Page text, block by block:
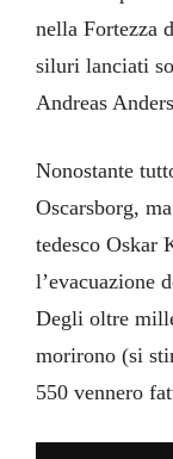
nella Fortezza
siluri lanciati
Andreas
Nonostante
Oscarsborg,
tedesco Oskar
l’evacuazione
Degli oltre
morirono (si
550 vennero